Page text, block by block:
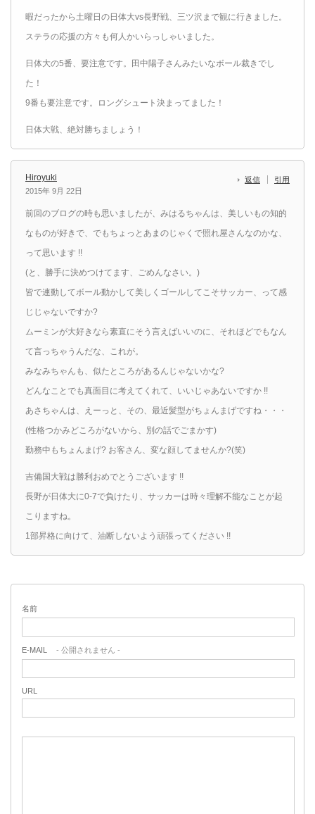
暇だったから土曜日の日体大vs長野戦、三ツ沢まで観に行きました。
ステラの応援の方々も何人かいらっしゃいました。
日体大の5番、要注意です。田中陽子さんみたいなボール裁きでし
た！
9番も要注意です。ロングシュート決まってました！
日体大戦、絶対勝ちましょう！
Hiroyuki
2015年 9月 22日
返信 引用
前回のブログの時も思いましたが、みはるちゃんは、美しいもの知的
なものが好きで、でもちょっとあまのじゃくで照れ屋さんなのかな、
って思います !!
(と、勝手に決めつけてます、ごめんなさい。)
皆で連動してボール動かして美しくゴールしてこそサッカー、って感
じじゃないですか?
ムーミンが大好きなら素直にそう言えばいいのに、それほどでもなん
て言っちゃうんだな、これが。
みなみちゃんも、似たところがあるんじゃないかな?
どんなことでも真面目に考えてくれて、いいじゃあないですか !!
あさちゃんは、えーっと、その、最近髪型がちょんまげですね・・・
(性格つかみどころがないから、別の話でごまかす)
勤務中もちょんまげ? お客さん、変な顔してませんか?(笑)
吉備国大戦は勝利おめでとうございます !!
長野が日体大に0-7で負けたり、サッカーは時々理解不能なことが起
こりますね。
1部昇格に向けて、油断しないよう頑張ってください !!
名前
E-MAIL - 公開されません -
URL